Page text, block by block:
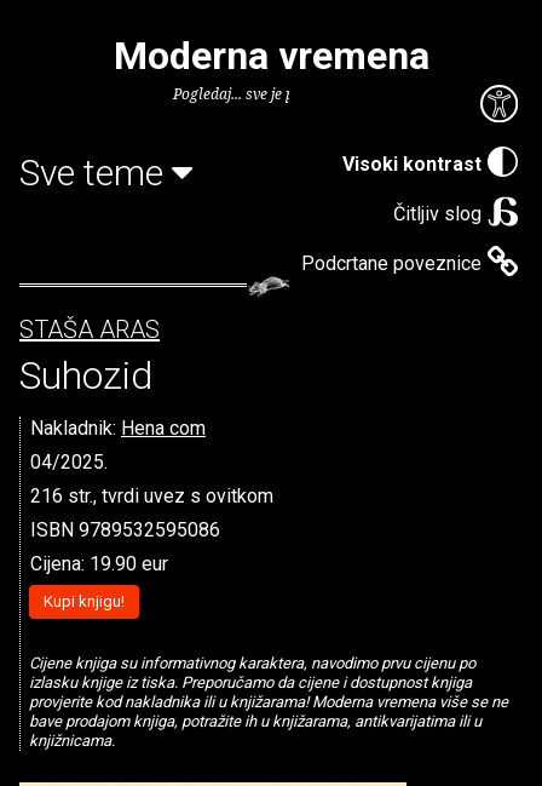
Visoki kontrast
Čitljiv slog
Podcrtane poveznice
Moderna vremena
Pogledaj... sve je puno knjiga.
Sve teme
STAŠA ARAS
Suhozid
Nakladnik: Hena com
04/2025.
216 str., tvrdi uvez s ovitkom
ISBN 9789532595086
Cijena: 19.90 eur
Kupi knjigu!
Cijene knjiga su informativnog karaktera, navodimo prvu cijenu po
izlasku knjige iz tiska. Preporučamo da cijene i dostupnost knjiga
provjerite kod nakladnika ili u knjižarama! Moderna vremena više se ne
bave prodajom knjiga, potražite ih u knjižarama, antikvarijatima ili u
knjižnicama.